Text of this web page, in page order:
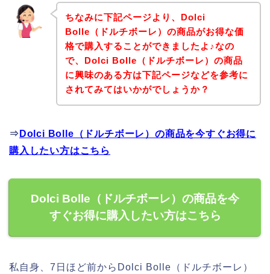
ちなみに下記ページより、Dolci
Bolle（ドルチボーレ）の商品がお得な価
格で購入することができましたよ♪なの
で、Dolci Bolle（ドルチボーレ）の商品
に興味のある方は下記ページなどを参考に
されてみてはいかがでしょうか？
⇒ Dolci Bolle（ドルチボーレ）の商品を今すぐお得に
購入したい方はこちら
Dolci Bolle（ドルチボーレ）の商品を今
すぐお得に購入したい方はこちら
私自身、7日ほど前からDolci Bolle（ドルチボーレ）